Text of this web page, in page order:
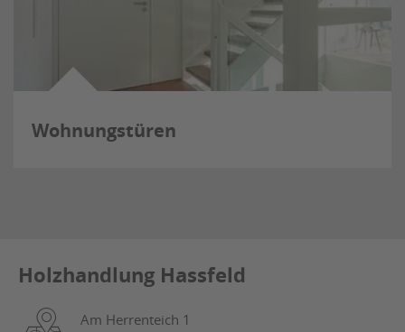
Wohnungstüren
Holzhandlung Hassfeld
Am Herrenteich 1